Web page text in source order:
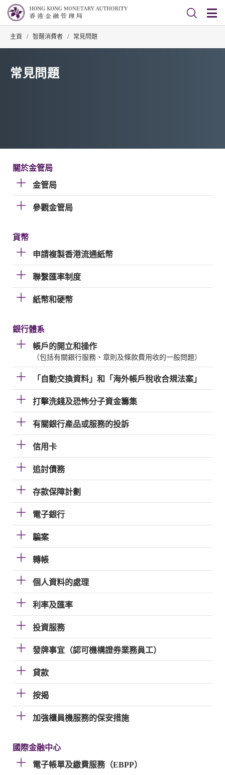
主頁 / 智醒消費者 / 常見問題
常見問題
關於金管局
金管局
參觀金管局
貨幣
申請複製香港流通紙幣
聯繫匯率制度
紙幣和硬幣
銀行體系
帳戶的開立和操作
（包括有關銀行服務、章則及條款費用收的一般問題）
「自動交換資料」和「海外帳戶稅收合規法案」
打擊洗錢及恐怖分子資金籌集
有關銀行產品或服務的投訴
信用卡
追討債務
存款保障計劃
電子銀行
騙案
轉帳
個人資料的處理
利率及匯率
投資服務
發牌事宜（認可機構證券業務員工）
貸款
按揭
加強櫃員機服務的保安措施
國際金融中心
電子帳單及繳費服務（EBPP）